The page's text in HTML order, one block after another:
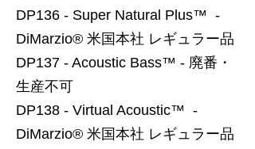
DP136 - Super Natural Plus™ -
DiMarzio® 米国本社 レギュラー品
DP137 - Acoustic Bass™ - 廃番・
生産不可
DP138 - Virtual Acoustic™ -
DiMarzio® 米国本社 レギュラー品